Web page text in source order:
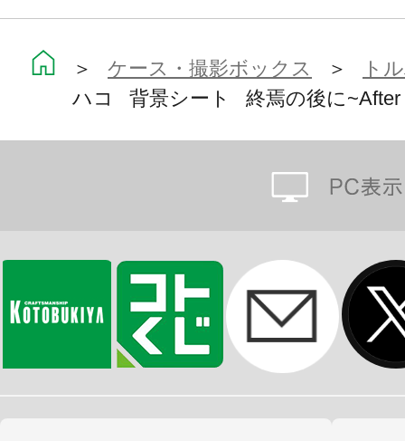
＞ ケース・撮影ボックス ＞
ト
ハコ 背景シート 終焉の後に